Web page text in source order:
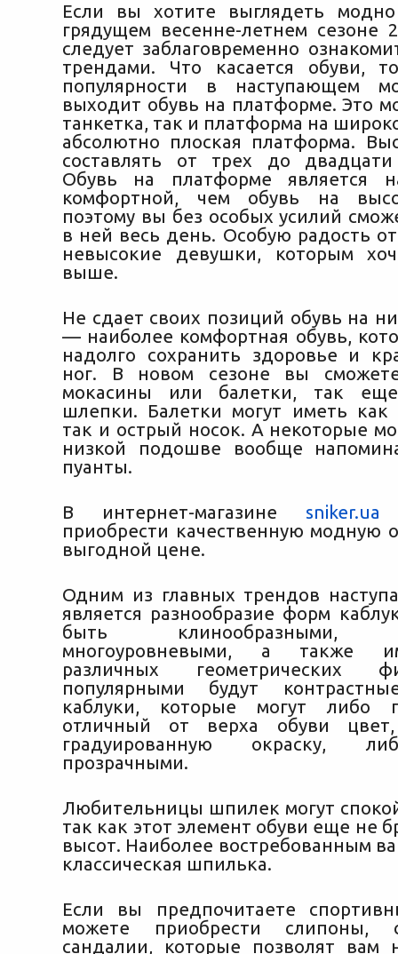
Если вы хотите выглядеть
грядущем весенне-летнем сезоне
следует заблаговременно
трендами. Что касается обуви,
популярности в наступающем
выходит обувь на платформе. Это
танкетка, так и платформа на
абсолютно плоская платформа.
составлять от трех до двадцати
Обувь на платформе является
комфортной, чем обувь на
поэтому вы без особых усилий
в ней весь день. Особую радость от
невысокие девушки, которым
выше.
Не сдает своих позиций обувь на
— наиболее комфортная обувь,
надолго сохранить здоровье и
ног. В новом сезоне вы
мокасины или балетки, так
шлепки. Балетки могут иметь как
так и острый носок. А некоторые
низкой подошве вообще
пуанты.
В интернет-магазине sniker.ua
приобрести качественную модную
выгодной цене.
Одним из главных трендов
является разнообразие форм
быть клинообразными,
многоуровневыми, а также
различных геометрических
популярными будут
каблуки, которые могут либо
отличный от верха обуви
градуированную окраску,
прозрачными.
Любительницы шпилек могут
так как этот элемент обуви еще не
высот. Наиболее востребованным
классическая шпилька.
Если вы предпочитаете
можете приобрести слипоны,
сандалии, которые позволят вам